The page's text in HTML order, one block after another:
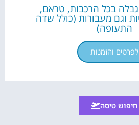
בכל הרכבות, טראם,
וגם מעבורות (כולל שדה
התעופה)
לפרטים והזמנות
חיפוש טיסה